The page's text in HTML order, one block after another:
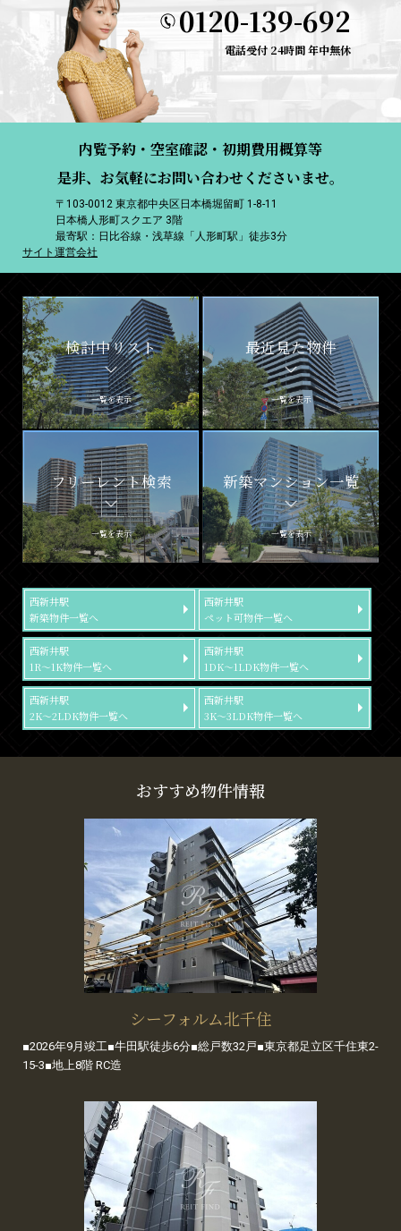
0120-139-692
電話受付 24時間 年中無休
内覧予約・空室確認・初期費用概算等
是非、お気軽にお問い合わせくださいませ。
〒103-0012 東京都中央区日本橋堀留町 1-8-11
日本橋人形町スクエア 3階
最寄駅：日比谷線・浅草線「人形町駅」徒歩3分
サイト運営会社
検討中リスト
一覧を表示
最近見た物件
一覧を表示
フリーレント検索
一覧を表示
新築マンション一覧
一覧を表示
西新井駅
新築物件一覧へ
西新井駅
ペット可物件一覧へ
西新井駅
1R～1K物件一覧へ
西新井駅
1DK～1LDK物件一覧へ
西新井駅
2K～2LDK物件一覧へ
西新井駅
3K～3LDK物件一覧へ
おすすめ物件情報
シーフォルム北千住
■2026年9月竣工■牛田駅徒歩6分■総戸数32戸■東京都足立区千住東2-
15-3■地上8階 RC造